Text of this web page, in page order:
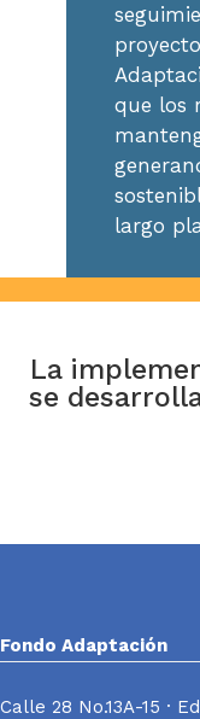
que los
largo
La
se
Fondo Adaptación
Calle 28 No.13A-15 ·